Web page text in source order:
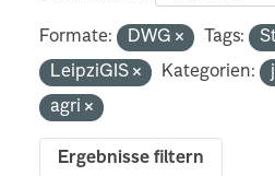
Formate: DWG Tags:
LeipziGIS
Kategorien:
agri
Ergebnisse filtern